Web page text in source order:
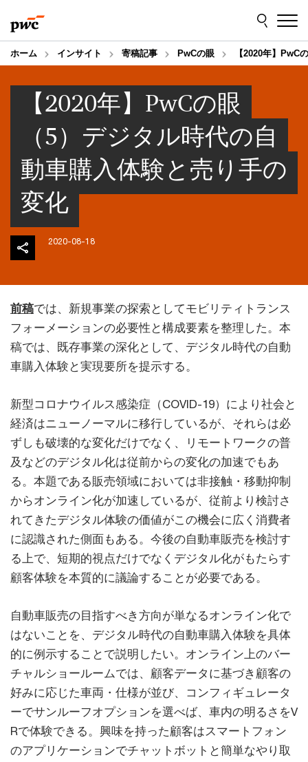
to
content
to
footer
ホーム インサイト 寄稿記事 PwCの眼 【2020年】PwC
【2020年】PwCの眼
（5）デジタル時代の自
動車購入体験と売り手の
変化
2020-08-18
前稿では、新規事業の探索としてモビリティトランス
フォーメーションの必要性と構成要素を整理した。本
稿では、既存事業の深化として、デジタル時代の自動
車購入体験と実現要所を提示する。
新型コロナウイルス感染症（COVID-19）により社会と
経済はニューノーマルに移行しているが、それらは必
ずしも破壊的な変化だけでなく、リモートワークの普
及などのデジタル化は従前からの変化の加速でもあ
る。本題である販売領域においては非接触・移動抑制
からオンライン化が加速しているが、従前より検討さ
れてきたデジタル体験の価値がこの機会に広く消費者
に認識された側面もある。今後の自動車販売を検討す
る上で、短期的視点だけでなくデジタル化がもたらす
顧客体験を本質的に議論することが必要である。
自動車販売の目指すべき方向が単なるオンライン化で
はないことを、デジタル時代の自動車購入体験を具体
的に例示することで説明したい。オンライン上のバー
チャルショールームでは、顧客データに基づき顧客の
好みに応じた車両・仕様が並び、コンフィギュレータ
ーでサンルーフオプションを選べば、車内の明るさをV
Rで体験できる。興味を持った顧客はスマートフォン
のアプリケーションでチャットボットと簡単なやり取